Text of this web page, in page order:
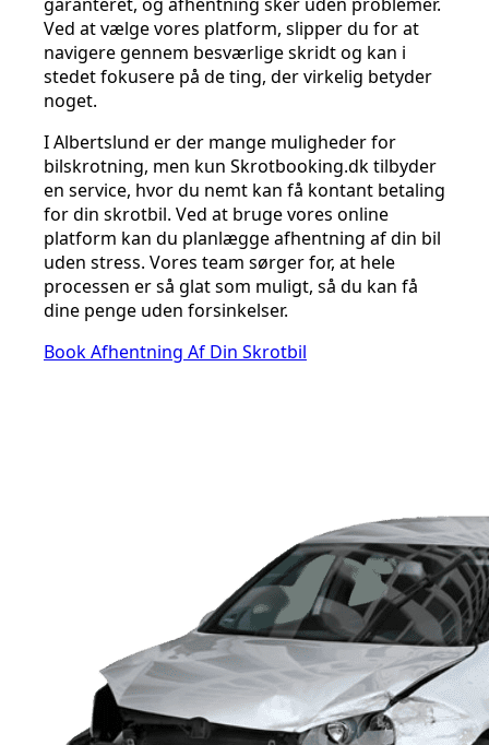
Ved at vælge vores platform, slipper du for at
navigere gennem besværlige skridt og kan i
stedet fokusere på de ting, der virkelig betyder
noget.
I Albertslund er der mange muligheder for
bilskrotning, men kun Skrotbooking.dk tilbyder
en service, hvor du nemt kan få kontant betaling
for din skrotbil. Ved at bruge vores online
platform kan du planlægge afhentning af din bil
uden stress. Vores team sørger for, at hele
processen er så glat som muligt, så du kan få
dine penge uden forsinkelser.
Book Afhentning Af Din Skrotbil